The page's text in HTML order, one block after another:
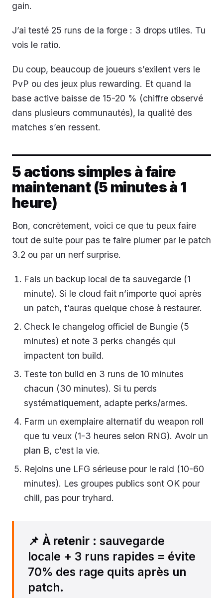
gain.
J’ai testé 25 runs de la forge : 3 drops utiles. Tu
vois le ratio.
Du coup, beaucoup de joueurs s’exilent vers le
PvP ou des jeux plus rewarding. Et quand la
base active baisse de 15-20 % (chiffre observé
dans plusieurs communautés), la qualité des
matches s’en ressent.
5 actions simples à faire
maintenant (5 minutes à 1
heure)
Bon, concrètement, voici ce que tu peux faire
tout de suite pour pas te faire plumer par le patch
3.2 ou par un nerf surprise.
Fais un backup local de ta sauvegarde (1
minute). Si le cloud fait n’importe quoi après
un patch, t’auras quelque chose à restaurer.
Check le changelog officiel de Bungie (5
minutes) et note 3 perks changés qui
impactent ton build.
Teste ton build en 3 runs de 10 minutes
chacun (30 minutes). Si tu perds
systématiquement, adapte perks/armes.
Farm un exemplaire alternatif du weapon roll
que tu veux (1-3 heures selon RNG). Avoir un
plan B, c’est la vie.
Rejoins une LFG sérieuse pour le raid (10-60
minutes). Les groupes publics sont OK pour
chill, pas pour tryhard.
📌 À retenir : sauvegarde
locale + 3 runs rapides = évite
70% des rage quits après un
patch.